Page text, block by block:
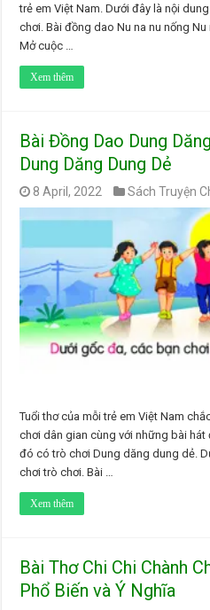
trẻ em Việt Nam. Dưới đây là nội
chơi. Bài đồng dao Nu na nu nống
Mở cuộc …
Xem thêm
Bài Đồng Dao Dung
Dung Dăng Dung Dẻ
8 April, 2022 Sách Truyện
Tuổi thơ của mỗi trẻ em Việt Nam
chơi dân gian cùng với những bài
đó có trò chơi Dung dăng dung dẻ.
chơi trò chơi. Bài …
Xem thêm
Bài Thơ Chi Chi Chành
Phổ Biến và Ý Nghĩa